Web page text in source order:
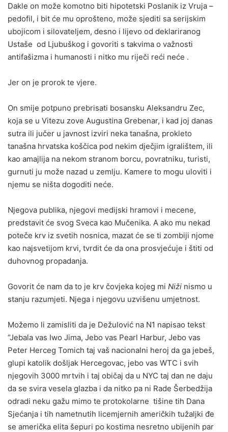
Dakle on može komotno biti hipotetski Poslanik iz Vruja –
pedofil, i bit će mu oprošteno, može sjediti sa serijskim
ubojicom i silovateljem, desno i lijevo od deklariranog
Ustaše od Ljubuškog i govoriti s takvima o važnosti
antifašizma i humanosti i nitko mu riječi reći neće .
Jer on je prorok te vjere.
On smije potpuno prebrisati bosansku Aleksandru Zec,
koja se u Vitezu zove Augustina Grebenar, i kad joj danas
sutra ili jučer u javnost izviri neka tanašna, prokleto
tanašna hrvatska koščica pod nekim dječjim igralištem, ili
kao amajlija na nekom stranom borcu, povratniku, turisti,
gurnuti ju može nazad u zemlju. Kamere to mogu uloviti i
njemu se ništa dogoditi neće.
Njegova publika, njegovi medijski hramovi i mecene,
predstavit će svog Sveca kao Mučenika. A ako mu nekad
poteče krv iz svetih nosnica, mazat će se ti zombiji njome
kao najsvetijom krvi, tvrdit će da ona prosvjećuje i štiti od
duhovnog propadanja.
Govorit će nam da to je krv čovjeka kojeg mi Niži nismo u
stanju razumjeti. Njega i njegovu uzvišenu umjetnost.
Možemo li zamisliti da je Dežulović na N1 napisao tekst
“Jebala vas Iwo Jima, Jebo vas Pearl Harbur, Jebo vas
Peter Herceg Tomich taj vaš nacionalni heroj da ga jebeš,
glupi katolik došljak Hercegovac, jebo vas WTC i svih
njegovih 3000 mrtvih i taj običaj da u NYC taj dan ne daju
da se svira vesela glazba i da nitko pa ni Rade Šerbedžija
odradi neku gažu mimo te protokolarne tišine tih Dana
Sjećanja i tih nametnutih licemjernih američkih tužaljki đe
se američka elita šepuri po kostima nesretno ubijenih par